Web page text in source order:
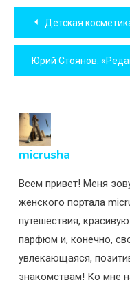
Навигация
по
записям
Детская
micrusha
Всем привет! Меня
женского портала
путешествия,
парфюм и, конечно,
увлекающаяся,
знакомствам! Ко мне